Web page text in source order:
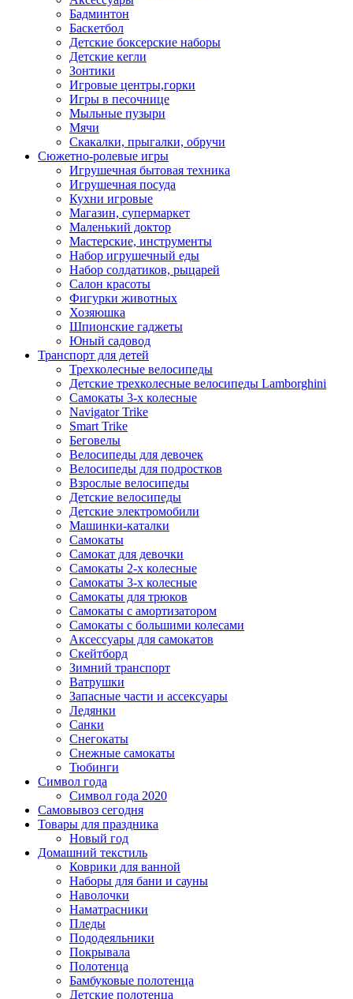
Бадминтон
Баскетбол
Детские боксерские наборы
Детские кегли
Зонтики
Игровые центры,горки
Игры в песочнице
Мыльные пузыри
Мячи
Скакалки, прыгалки, обручи
Сюжетно-ролевые игры
Игрушечная бытовая техника
Игрушечная посуда
Кухни игровые
Магазин, супермаркет
Маленький доктор
Мастерские, инструменты
Набор игрушечный еды
Набор солдатиков, рыцарей
Салон красоты
Фигурки животных
Хозяюшка
Шпионские гаджеты
Юный садовод
Транспорт для детей
Трехколесные велосипеды
Детские трехколесные велосипеды Lamborghini
Самокаты 3-х колесные
Navigator Trike
Smart Trike
Беговелы
Велосипеды для девочек
Велосипеды для подростков
Взрослые велосипеды
Детские велосипеды
Детские электромобили
Машинки-каталки
Самокаты
Самокат для девочки
Самокаты 2-х колесные
Самокаты 3-х колесные
Самокаты для трюков
Самокаты с амортизатором
Самокаты с большими колесами
Аксессуары для самокатов
Скейтборд
Зимний транспорт
Ватрушки
Запасные части и ассексуары
Ледянки
Санки
Снегокаты
Снежные самокаты
Тюбинги
Символ года
Символ года 2020
Самовывоз сегодня
Товары для праздника
Новый год
Домашний текстиль
Коврики для ванной
Наборы для бани и сауны
Наволочки
Наматрасники
Пледы
Пододеяльники
Покрывала
Полотенца
Бамбуковые полотенца
Детские полотенца